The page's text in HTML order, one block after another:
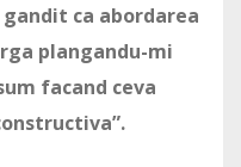
ca abordarea
plangandu-mi
facand ceva